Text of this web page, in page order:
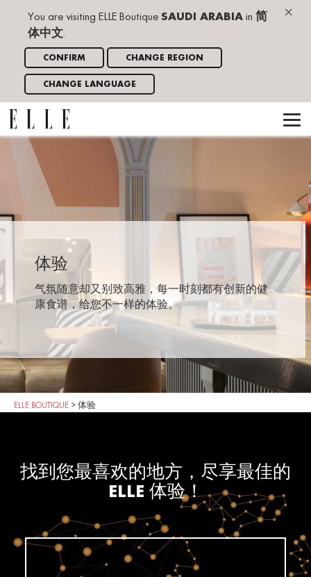
×
You are visiting ELLE Boutique SAUDI ARABIA in 简
体中文.
CONFIRM CHANGE REGION
CHANGE LANGUAGE
体验
气氛随意却又别致高雅，每一时刻都有创新的健
康食谱，给您不一样的体验。
ELLE BOUTIQUE > 体验
找到您最喜欢的地方，尽享最佳的
ELLE 体验！